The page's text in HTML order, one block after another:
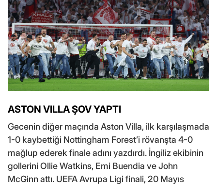
ASTON VILLA ŞOV YAPTI
Gecenin diğer maçında Aston Villa, ilk karşılaşmada
1-0 kaybettiği Nottingham Forest’i rövanşta 4-0
mağlup ederek finale adını yazdırdı. İngiliz ekibinin
gollerini Ollie Watkins, Emi Buendia ve John
McGinn attı. UEFA Avrupa Ligi finali, 20 Mayıs